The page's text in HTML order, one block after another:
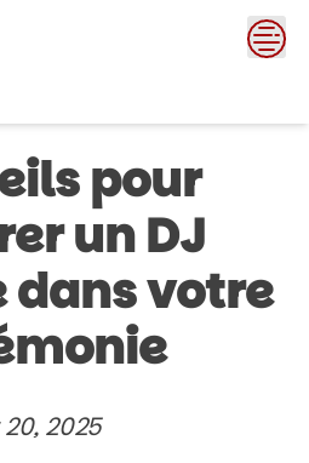
pour
un DJ
dans votre
2025